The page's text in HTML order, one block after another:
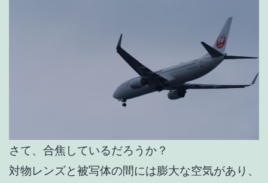
さて、合焦しているだろうか？
対物レンズと被写体の間には膨大な空気があり、